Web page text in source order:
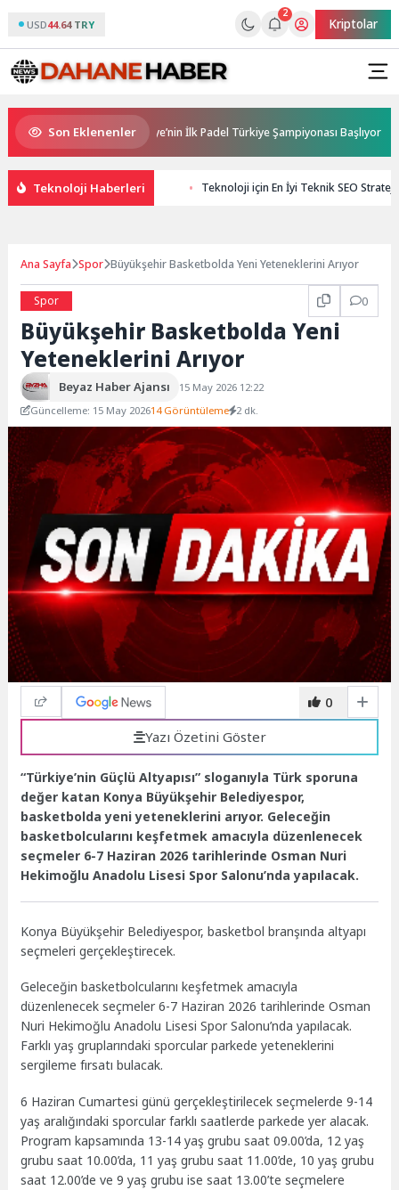
USD44.64 TRY
2
Kriptolar
Son Eklenenler
Sponsorluğunda Türkiye’nin İlk Padel Türkiye Şampiyonası Başlıyor
Teknoloji Haberleri Teknoloji için En İyi Teknik SEO
Ana Sayfa Spor Büyükşehir Basketbolda Yeni Yeteneklerini Arıyor
Spor 0
Büyükşehir Basketbolda Yeni
Yeteneklerini Arıyor
Beyaz Haber Ajansı
15 May 2026 12:22
Güncelleme: 15 May 202614 Görüntüleme 2 dk.
0
Yazı Özetini Göster
“Türkiye’nin Güçlü Altyapısı” sloganıyla Türk sporuna
değer katan Konya Büyükşehir Belediyespor,
basketbolda yeni yeteneklerini arıyor. Geleceğin
basketbolcularını keşfetmek amacıyla düzenlenecek
seçmeler 6-7 Haziran 2026 tarihlerinde Osman Nuri
Hekimoğlu Anadolu Lisesi Spor Salonu’nda yapılacak.
Konya Büyükşehir Belediyespor, basketbol branşında altyapı
seçmeleri gerçekleştirecek.
Geleceğin basketbolcularını keşfetmek amacıyla
düzenlenecek seçmeler 6-7 Haziran 2026 tarihlerinde Osman
Nuri Hekimoğlu Anadolu Lisesi Spor Salonu’nda yapılacak.
Farklı yaş gruplarındaki sporcular parkede yeteneklerini
sergileme fırsatı bulacak.
6 Haziran Cumartesi günü gerçekleştirilecek seçmelerde 9-14
yaş aralığındaki sporcular farklı saatlerde parkede yer alacak.
Program kapsamında 13-14 yaş grubu saat 09.00’da, 12 yaş
grubu saat 10.00’da, 11 yaş grubu saat 11.00’de, 10 yaş grubu
saat 12.00’de ve 9 yaş grubu ise saat 13.00’te seçmelere